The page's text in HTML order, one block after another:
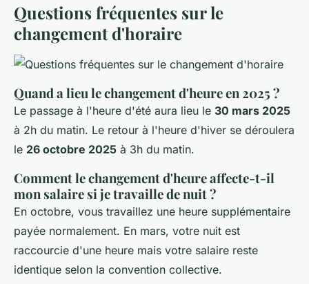
Questions fréquentes sur le
changement d'horaire
Quand a lieu le changement d'heure en 2025 ?
Le passage à l'heure d'été aura lieu le 30 mars 2025
à 2h du matin. Le retour à l'heure d'hiver se déroulera
le 26 octobre 2025 à 3h du matin.
Comment le changement d'heure affecte-t-il
mon salaire si je travaille de nuit ?
En octobre, vous travaillez une heure supplémentaire
payée normalement. En mars, votre nuit est
raccourcie d'une heure mais votre salaire reste
identique selon la convention collective.